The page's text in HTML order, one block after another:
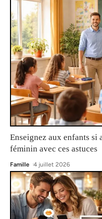
Enseignez aux enfants si
féminin avec ces astuces
Famille 4 juillet 2026